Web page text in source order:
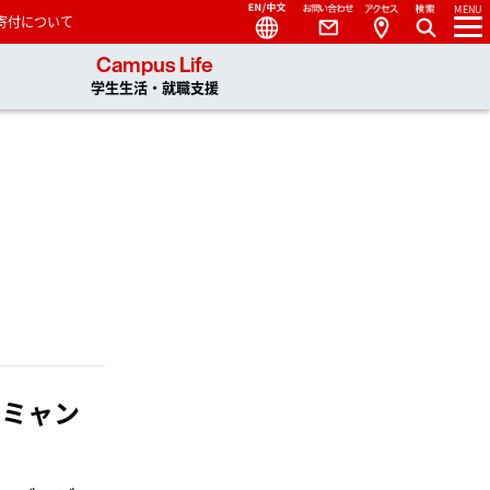
学 You, Unlimited
付について
Campus Life
学生生活・就職支援
MENU
Access
Contact
Language
ャン